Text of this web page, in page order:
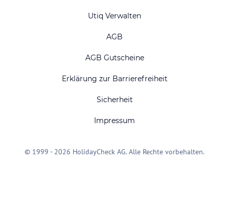
Utiq Verwalten
AGB
AGB Gutscheine
Erklärung zur Barrierefreiheit
Sicherheit
Impressum
© 1999 - 2026 HolidayCheck AG. Alle Rechte vorbehalten.